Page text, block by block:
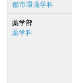
都市環境学科
薬学部
薬学科